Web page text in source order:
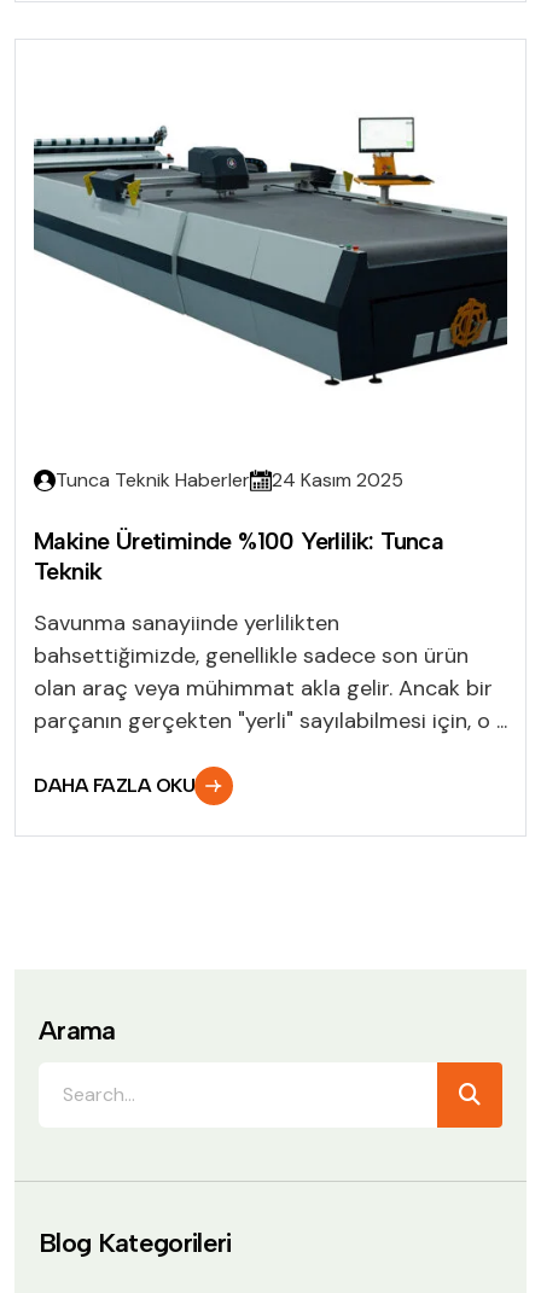
Tunca Teknik Haberler 24 Kasım 2025
Makine Üretiminde %100 Yerlilik: Tunca
Teknik
Savunma sanayiinde yerlilikten
bahsettiğimizde, genellikle sadece son ürün
olan araç veya mühimmat akla gelir. Ancak bir
parçanın gerçekten "yerli" sayılabilmesi için, o ...
DAHA FAZLA OKU
Arama
Blog Kategorileri